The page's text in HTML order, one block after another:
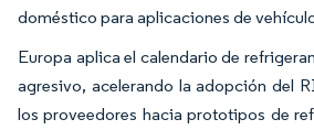
doméstico para aplicaciones de
Europa aplica el calendario de
agresivo, acelerando la adopción del
los proveedores hacia prototipos de